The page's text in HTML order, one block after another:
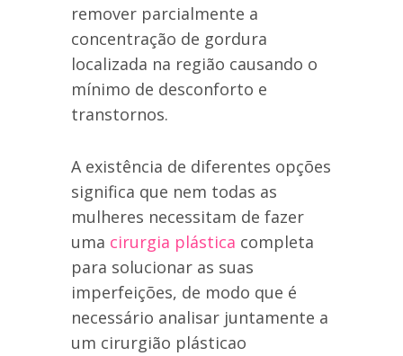
remover parcialmente a
concentração de gordura
localizada na região causando o
mínimo de desconforto e
transtornos.
A existência de diferentes opções
significa que nem todas as
mulheres necessitam de fazer
uma cirurgia plástica completa
para solucionar as suas
imperfeições, de modo que é
necessário analisar juntamente a
um cirurgião plásticao